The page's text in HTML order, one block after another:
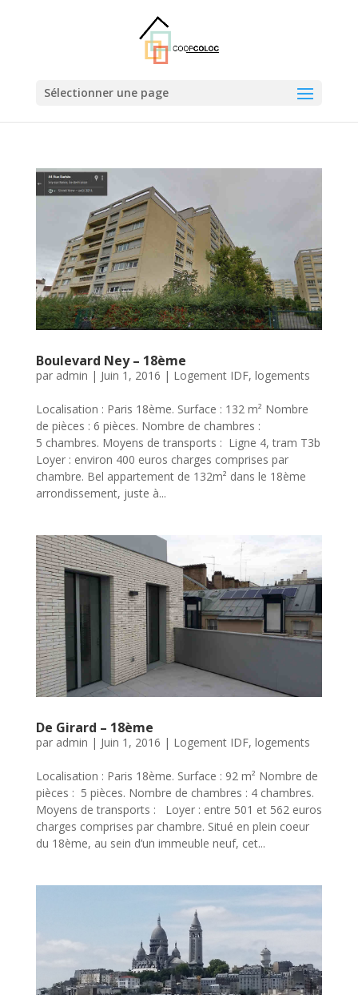
Sélectionner une page
Boulevard Ney – 18ème
par admin | Juin 1, 2016 | Logement IDF, logements
Localisation : Paris 18ème. Surface : 132 m² Nombre
de pièces : 6 pièces. Nombre de chambres :
5 chambres. Moyens de transports : Ligne 4, tram T3b
Loyer : environ 400 euros charges comprises par
chambre. Bel appartement de 132m² dans le 18ème
arrondissement, juste à...
De Girard – 18ème
par admin | Juin 1, 2016 | Logement IDF, logements
Localisation : Paris 18ème. Surface : 92 m² Nombre de
pièces : 5 pièces. Nombre de chambres : 4 chambres.
Moyens de transports : Loyer : entre 501 et 562 euros
charges comprises par chambre. Situé en plein coeur
du 18ème, au sein d’un immeuble neuf, cet...